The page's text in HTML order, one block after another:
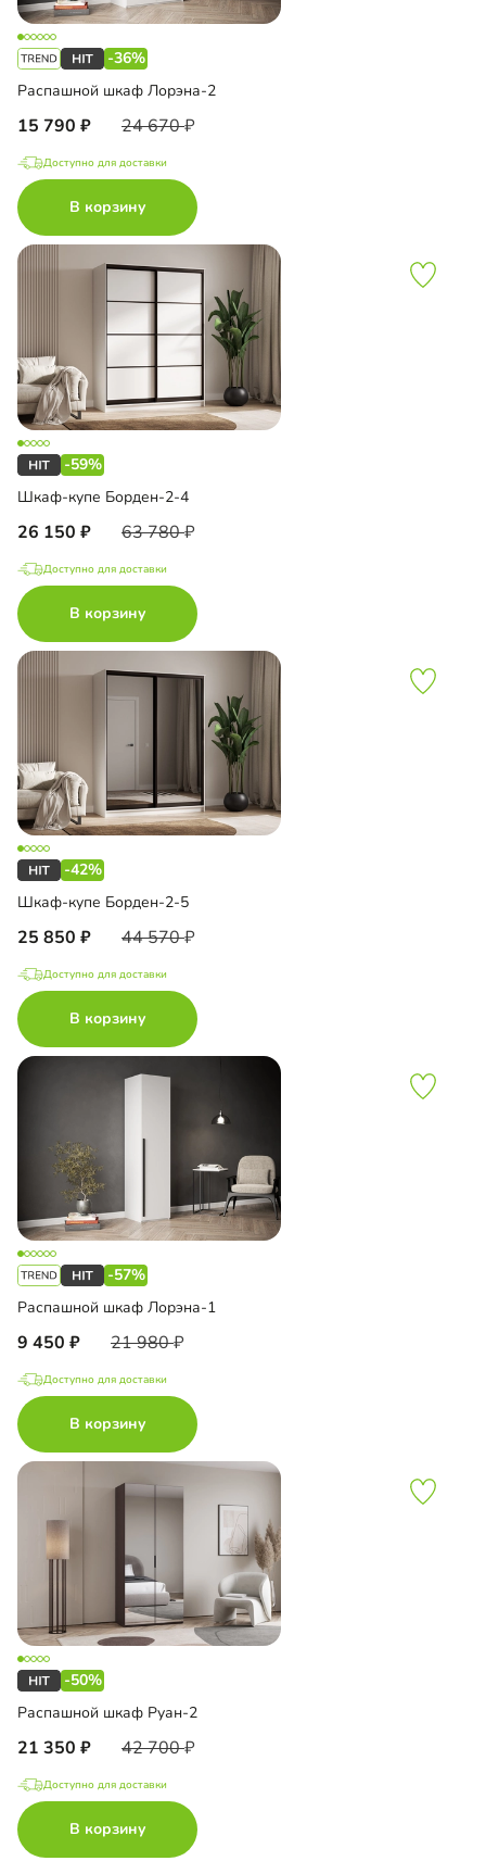
-36%
Распашной шкаф Лорэна-2
15 790 24 670
Доступно для доставки
В корзину
-59%
Шкаф-купе Борден-2-4
26 150 63 780
Доступно для доставки
В корзину
-42%
Шкаф-купе Борден-2-5
25 850 44 570
Доступно для доставки
В корзину
-57%
Распашной шкаф Лорэна-1
9 450 21 980
Доступно для доставки
В корзину
-50%
Распашной шкаф Руан-2
21 350 42 700
Доступно для доставки
В корзину